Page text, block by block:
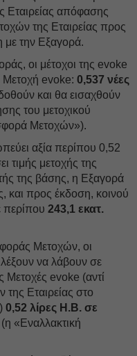
Εταιρείας απόφασης
της Εταιρείας προς
με την Εξαγορά.
οι μέτοχοι της evoke
Μετοχή evoke: 0,537 νέες
και θα εισαχθούν
του μετοχικού
Μετοχών»).
αξία περίπου 0,52
τιμής μετοχής της
της βάσης, η Εξαγορά
και προς έκδοση, κοινού
περίπου 243,1 εκατ.
Μετοχών, οι
να λάβουν σε
Μετοχές evoke (αντί
της Εταιρείας στο
0,52 λίρες Η.Β. σε
(η «Εναλλακτική